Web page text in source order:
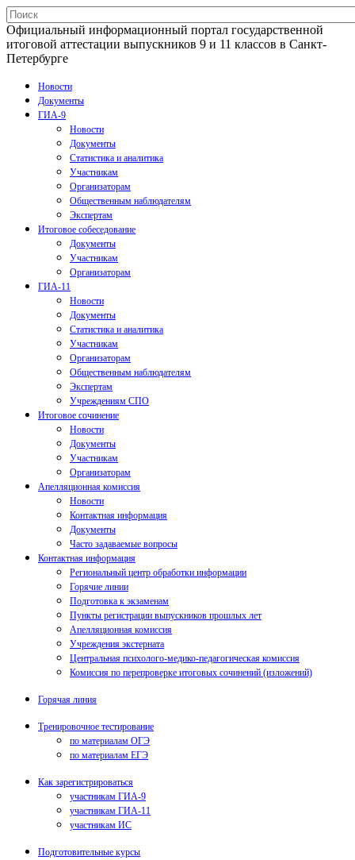
Официальный информационный портал государственной
итоговой аттестации выпускников 9 и 11 классов в Санкт-
Петербурге
Новости
Документы
ГИА-9
Новости
Документы
Статистика и аналитика
Участникам
Организаторам
Общественным наблюдателям
Экспертам
Итоговое собеседование
Документы
Участникам
Организаторам
ГИА-11
Новости
Документы
Статистика и аналитика
Участникам
Организаторам
Общественным наблюдателям
Экспертам
Учреждениям СПО
Итоговое сочинение
Новости
Документы
Участникам
Организаторам
Апелляционная комиссия
Новости
Контактная информация
Документы
Часто задаваемые вопросы
Контактная информация
Региональный центр обработки информации
Горячие линии
Подготовка к экзаменам
Пункты регистрации выпускников прошлых лет
Апелляционная комиссия
Учреждения экстерната
Центральная психолого-медико-педагогическая комиссия
Комиссия по перепроверке итоговых сочинений (изложений)
Горячая линия
Тренировочное тестирование
по материалам ОГЭ
по материалам ЕГЭ
Как зарегистрироваться
участникам ГИА-9
участникам ГИА-11
участникам ИС
Подготовительные курсы